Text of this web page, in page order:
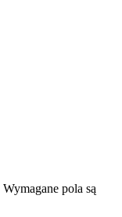
Wymagane pola są